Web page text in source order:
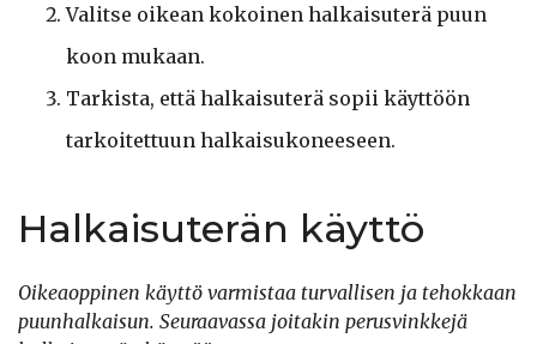
Valitse oikean kokoinen halkaisuterä puun
koon mukaan.
Tarkista, että halkaisuterä sopii käyttöön
tarkoitettuun halkaisukoneeseen.
Halkaisuterän käyttö
Oikeaoppinen käyttö varmistaa turvallisen ja tehokkaan
puunhalkaisun. Seuraavassa joitakin perusvinkkejä